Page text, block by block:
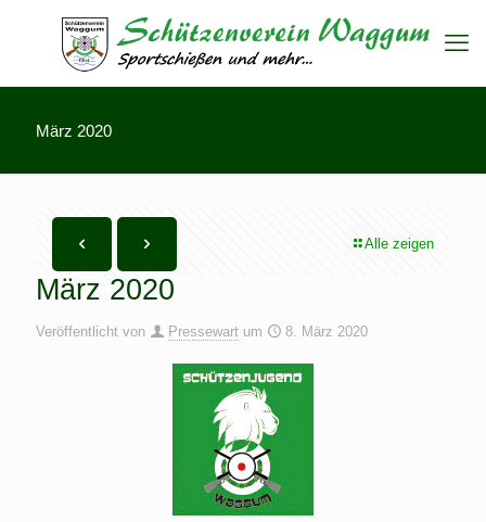
März 2020
Alle zeigen
März 2020
Veröffentlicht von Pressewart um 8. März 2020